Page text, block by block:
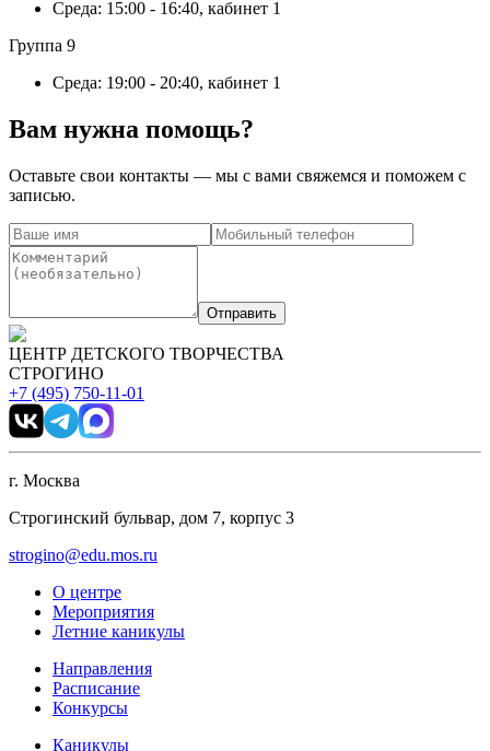
Среда: 15:00 - 16:40, кабинет 1
Группа 9
Среда: 19:00 - 20:40, кабинет 1
Вам нужна помощь?
Оставьте свои контакты — мы с вами свяжемся и поможем с
записью.
Отправить
ЦЕНТР ДЕТСКОГО ТВОРЧЕСТВА
СТРОГИНО
+7 (495) 750-11-01
г. Москва
Строгинский бульвар, дом 7, корпус 3
strogino@edu.mos.ru
О центре
Мероприятия
Летние каникулы
Направления
Расписание
Конкурсы
Каникулы